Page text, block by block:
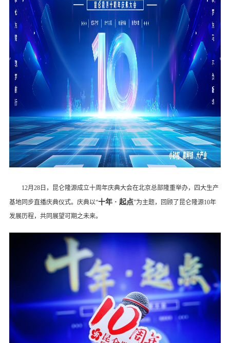
12月28日，昆仑隆源成立十周年庆典大会在北京总部隆重举办，四大生产
基地同步直播庆典仪式。庆典以“十年 · 起点”为主题，回顾了昆仑隆源10年
发展历程，共同展望可期之未来。